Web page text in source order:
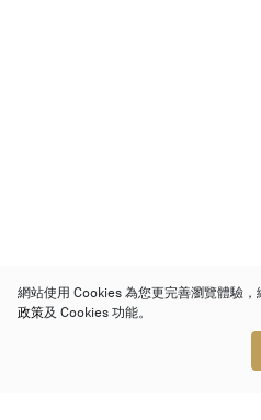
網站使用 Cookies 為您更完善瀏覽體驗
政策及 Cookies 功能。